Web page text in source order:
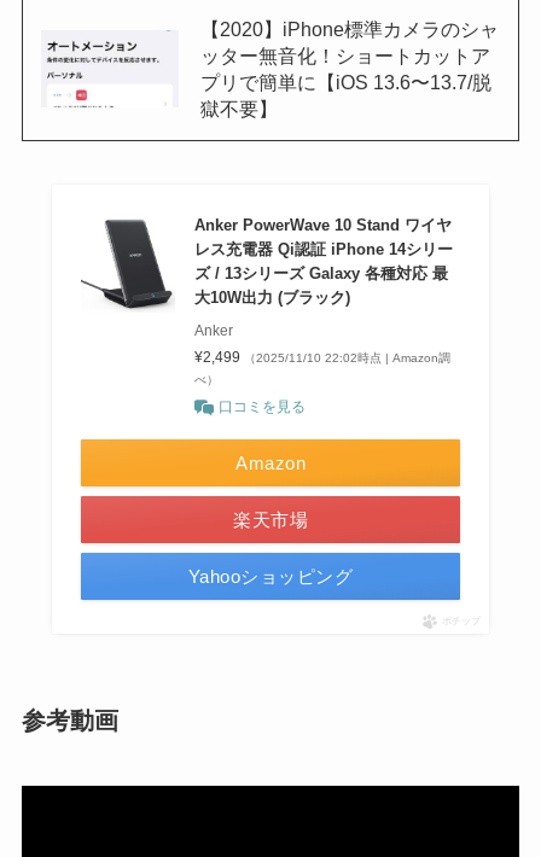
【2020】iPhone標準カメラのシャ
ッター無音化！ショートカットア
プリで簡単に【iOS 13.6〜13.7/脱
獄不要】
Anker PowerWave 10 Stand ワイヤ
レス充電器 Qi認証 iPhone 14シリー
ズ / 13シリーズ Galaxy 各種対応 最
大10W出力 (ブラック)
Anker
¥2,499
（2025/11/10 22:02時点 | Amazon調
べ）
口コミを見る
Amazon
楽天市場
Yahooショッピング
ポチップ
参考動画